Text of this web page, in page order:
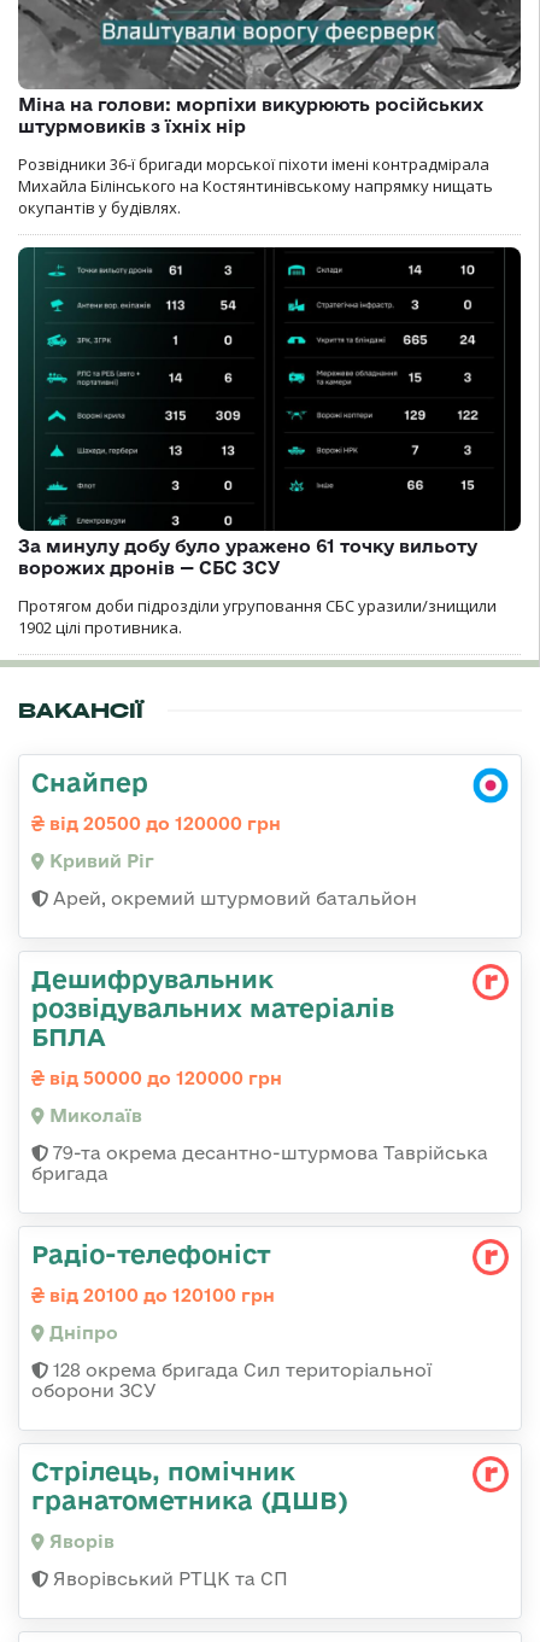
Міна на голови: морпіхи викурюють російських
штурмовиків з їхніх нір
Розвідники 36-ї бригади морської піхоти імені контрадмірала
Михайла Білінського на Костянтинівському напрямку нищать
окупантів у будівлях.
За минулу добу було уражено 61 точку вильоту
ворожих дронів — СБС ЗСУ
Протягом доби підрозділи угруповання СБС уразили/знищили
1902 цілі противника.
ВАКАНСІЇ
Снайпер
від 20500 до 120000 грн
Кривий Ріг
Арей, окремий штурмовий батальйон
Дешифрувальник
розвідувальних матеріалів
БПЛА
від 50000 до 120000 грн
Миколаїв
79-та окрема десантно-штурмова Таврійська
бригада
Радіо-телефоніст
від 20100 до 120100 грн
Дніпро
128 окрема бригада Сил територіальної
оборони ЗСУ
Стрілець, помічник
гранатометника (ДШВ)
Яворів
Яворівський РТЦК та СП